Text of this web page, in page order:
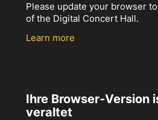
Please update your browser
of the Digital Concert Hall.
Learn more
Ihre Browser-Version
veraltet